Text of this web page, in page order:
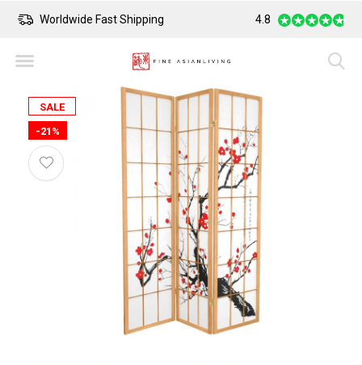
Worldwide Fast Shipping Safe Payment
4.8
SALE
-21%